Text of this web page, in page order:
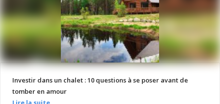
Investir dans un chalet : 10 questions à se poser avant de
tomber en amour